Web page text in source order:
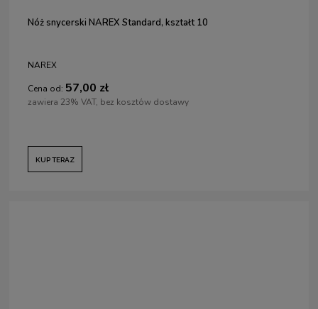
Nóż snycerski NAREX Standard, kształt 10
NAREX
Cena od: 57,00 zł
zawiera 23% VAT, bez kosztów dostawy
KUP TERAZ